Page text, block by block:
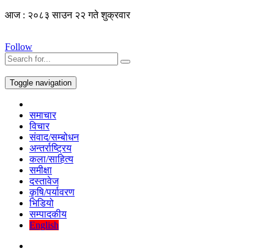
आज : २०८३ साउन २२ गते शुक्रवार
Follow
Toggle navigation
समाचार
विचार
संवाद/सम्बोधन
अन्तर्राष्ट्रिय
कला/साहित्य
समीक्षा
दस्तावेज
कृषि/पर्यावरण
भिडियो
सम्पादकीय
English